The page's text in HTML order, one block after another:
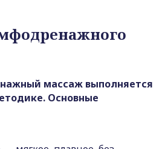
массаж выполняется
Основные